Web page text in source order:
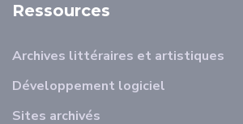
Ressources
Archives littéraires et artistiques
Développement logiciel
Sites archivés